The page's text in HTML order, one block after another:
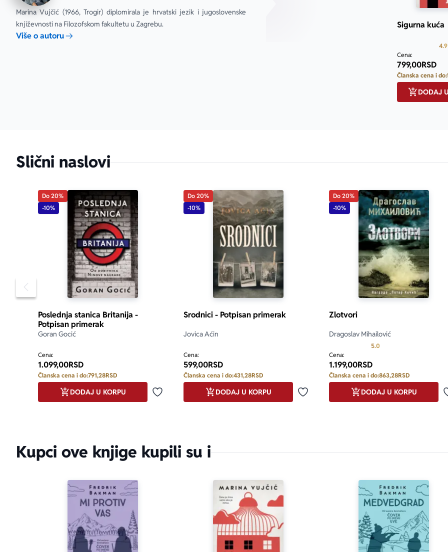
Marina Vujčić (1966, Trogir) diplomirala je hrvatski jezik i jugoslovenske
književnosti na Filozofskom fakultetu u Zagrebu.
Više o autoru
Sigurna kuća
4.9
Cena:
799,00RSD
Članska cena i do:
DODAJ
Slični naslovi
Pomeranje sadržaja slajdera u levo
Do 20%
-10%
Poslednja stanica Britanija -
Potpisan primerak
Goran Gocić
Cena:
1.099,00RSD
Članska cena i do:791,28RSD
Dodaj u omiljene
DODAJ U KORPU
Do 20%
-10%
Srodnici - Potpisan primerak
Jovica Aćin
Cena:
599,00RSD
Članska cena i do:431,28RSD
Dodaj u omiljene
DODAJ U KORPU
Do 20%
-10%
Zlotvori
Dragoslav Mihailović
5.0
Cena:
1.199,00RSD
Članska cena i do:863,28RSD
DODAJ U KORPU
Kupci ove knjige kupili su i